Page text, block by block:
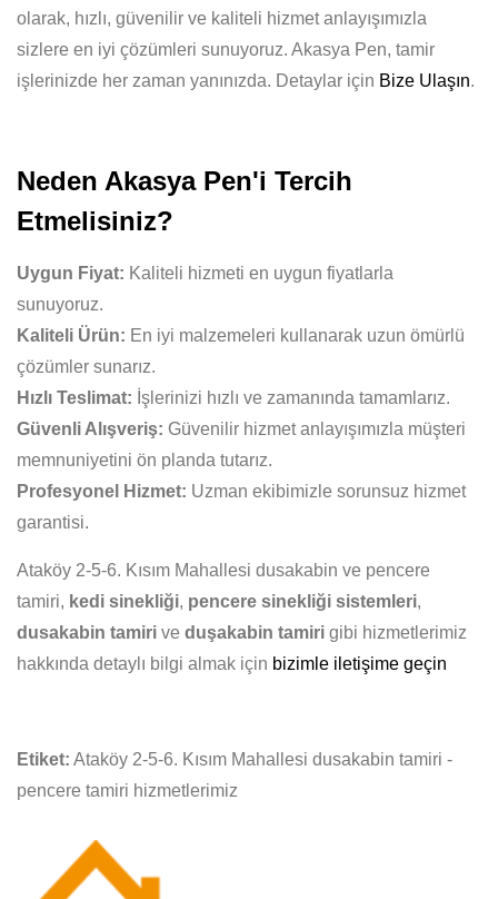
olarak, hızlı, güvenilir ve kaliteli hizmet anlayışımızla
sizlere en iyi çözümleri sunuyoruz. Akasya Pen, tamir
işlerinizde her zaman yanınızda. Detaylar için Bize Ulaşın.
Neden Akasya Pen'i Tercih
Etmelisiniz?
Uygun Fiyat: Kaliteli hizmeti en uygun fiyatlarla
sunuyoruz.
Kaliteli Ürün: En iyi malzemeleri kullanarak uzun ömürlü
çözümler sunarız.
Hızlı Teslimat: İşlerinizi hızlı ve zamanında tamamlarız.
Güvenli Alışveriş: Güvenilir hizmet anlayışımızla müşteri
memnuniyetini ön planda tutarız.
Profesyonel Hizmet: Uzman ekibimizle sorunsuz hizmet
garantisi.
Ataköy 2-5-6. Kısım Mahallesi dusakabin ve pencere
tamiri, kedi sinekliği, pencere sinekliği sistemleri,
dusakabin tamiri ve duşakabin tamiri gibi hizmetlerimiz
hakkında detaylı bilgi almak için bizimle iletişime geçin
Etiket: Ataköy 2-5-6. Kısım Mahallesi dusakabin tamiri -
pencere tamiri hizmetlerimiz